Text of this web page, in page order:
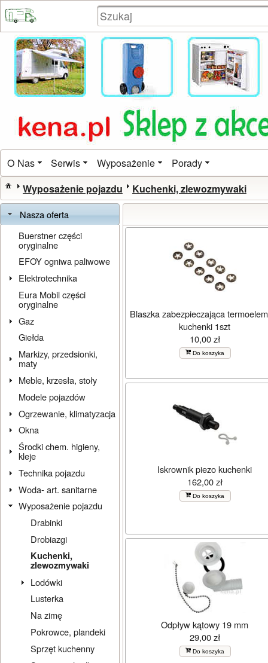
O Nas Serwis Wyposażenie Porady
Wyposażenie pojazdu Kuchenki, zlewozmywaki
Nasza oferta
Buerstner części
oryginalne
EFOY ogniwa paliwowe
Elektrotechnika
Eura Mobil części
oryginalne
Gaz
Giełda
Markizy, przedsionki,
maty
Meble, krzesła, stoły
Modele pojazdów
Ogrzewanie, klimatyzacja
Okna
Środki chem. higieny,
kleje
Technika pojazdu
Woda- art. sanitarne
Wyposażenie pojazdu
Drabinki
Drobiazgi
Kuchenki,
zlewozmywaki
Lodówki
Lusterka
Na zimę
Pokrowce, plandeki
Sprzęt kuchenny
Blaszka zabezpieczająca
kuchenki 1szt
10,00 zł
Do koszyka
Iskrownik piezo kuchenki
162,00 zł
Do koszyka
Odpływ kątowy 19 mm
29,00 zł
Do koszyka